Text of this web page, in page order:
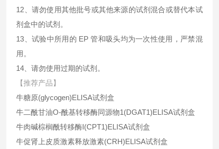
12、请勿使用其他批号或其他来源的试剂混合或替代本试
剂盒中的试剂。
13、试验中所用的 EP 管和吸头均为一次性使用，严禁混
用。
14、请勿使用过期的试剂。
【推荐产品】
牛糖原(glycogen)ELISA试剂盒
牛二酰甘油O-酰基转移酶同源物1(DGAT1)ELISA试剂盒
牛肉碱棕榈酰转移酶I(CPT1)ELISA试剂盒
牛促肾上皮质激素释放激素(CRH)ELISA试剂盒